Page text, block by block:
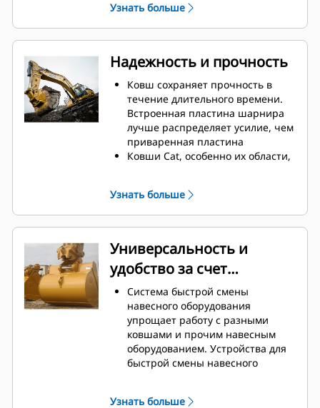
радиусом позволяет улучшить
поток материала в ковш.
Дополнительный зазор в области
часть ковша не цепляется за
грунт, что снижает затраты на
техническое обслуживание.
Расход топлива достигает
максимального значения во
время копания. Ковши Cat
предназначены для быстрой
машины.
Загружайте больше материала за
меньшее время. Форма ковша и
удержание в ковше максимально
возможного объема материала
Узнать больше
Надежность и прочность
Ковш сохраняет прочность в
течение длительного времени.
Встроенная пластина шарнира
лучше распределяет усилие, чем
приваренная пластина
Ковши Cat, особенно их области,
высокопрочной износостойкой
стали
Защитите наиболее
ковша, которые активнее всего
контактируют с материалом, при
помощи оснастки для
землеройных орудий Cat (GET).
Повышенная
производительность в
требовательных условиях
выполнения работ, более легкое
проникновение в пласт и
продолжительность циклов —
Узнать больше
Универсальность и
удобство за счет
устройств для быстрой
смены навесного
оборудования
Система быстрой смены
навесного оборудования
упрощает работу с разными
ковшами и прочим навесным
оборудованием. Устройства для
быстрой смены навесного
Узнать больше